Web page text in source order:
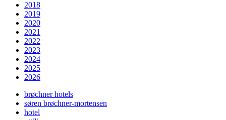
2018
2019
2020
2021
2022
2023
2024
2025
2026
brøchner hotels
søren brøchner-mortensen
hotel